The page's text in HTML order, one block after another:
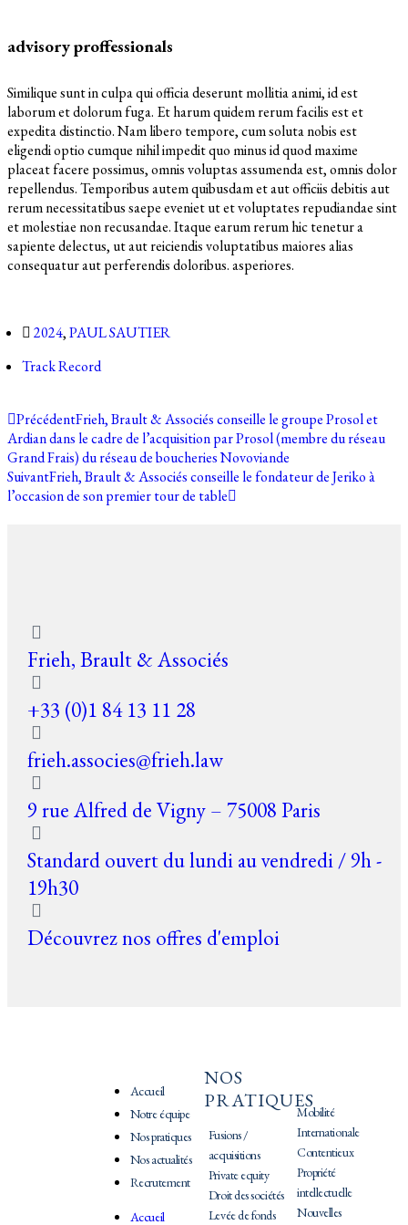
advisory proffessionals
Similique sunt in culpa qui officia deserunt mollitia animi, id est
laborum et dolorum fuga. Et harum quidem rerum facilis est et
expedita distinctio. Nam libero tempore, cum soluta nobis est
eligendi optio cumque nihil impedit quo minus id quod maxime
placeat facere possimus, omnis voluptas assumenda est, omnis dolor
repellendus. Temporibus autem quibusdam et aut officiis debitis aut
rerum necessitatibus saepe eveniet ut et voluptates repudiandae sint
et molestiae non recusandae. Itaque earum rerum hic tenetur a
sapiente delectus, ut aut reiciendis voluptatibus maiores alias
consequatur aut perferendis doloribus. asperiores.
2024,PAUL SAUTIER
Track Record
PrécédentFrieh, Brault & Associés conseille le groupe Prosol et
Ardian dans le cadre de l’acquisition par Prosol (membre du réseau
Grand Frais) du réseau de boucheries Novoviande
SuivantFrieh, Brault & Associés conseille le fondateur de Jeriko à
l’occasion de son premier tour de table
Frieh, Brault & Associés
+33 (0)1 84 13 11 28
frieh.associes@frieh.law
9 rue Alfred de Vigny – 75008 Paris
Standard ouvert du lundi au vendredi / 9h -
19h30
Découvrez nos offres d'emploi
Accueil
Notre équipe
Nos pratiques
Nos actualités
Recrutement
Accueil
NOS
PRATIQUES
Fusions /
acquisitions
Private equity
Droit des sociétés
Levée de fonds
Mobilité
Internationale
Contentieux
Propriété
intellectuelle
Nouvelles